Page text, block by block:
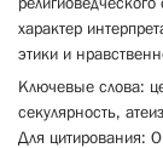
характер
этики и
Ключевые слова:
секулярность,
Для цитирования: